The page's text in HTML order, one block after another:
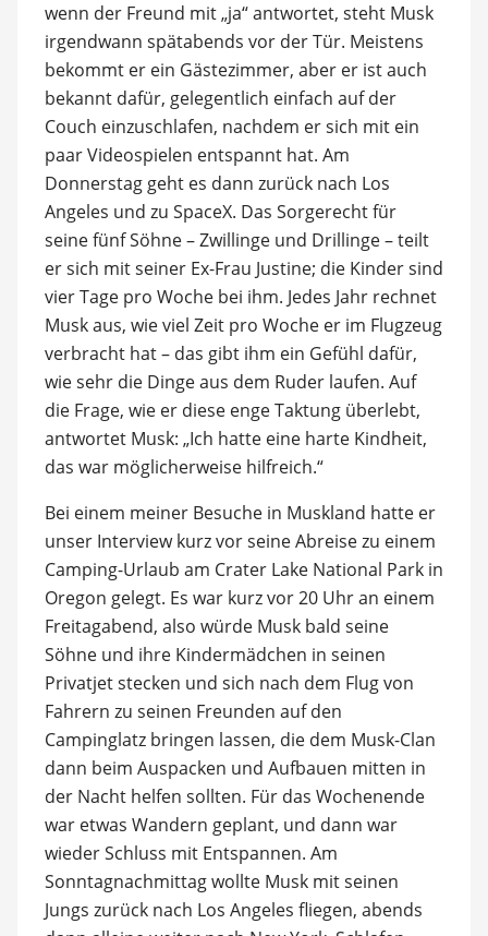
wenn der Freund mit „ja“ antwortet, steht Musk
irgendwann spätabends vor der Tür. Meistens
bekommt er ein Gästezimmer, aber er ist auch
bekannt dafür, gelegentlich einfach auf der
Couch einzuschlafen, nachdem er sich mit ein
paar Videospielen entspannt hat. Am
Donnerstag geht es dann zurück nach Los
Angeles und zu SpaceX. Das Sorgerecht für
seine fünf Söhne – Zwillinge und Drillinge – teilt
er sich mit seiner Ex-Frau Justine; die Kinder sind
vier Tage pro Woche bei ihm. Jedes Jahr rechnet
Musk aus, wie viel Zeit pro Woche er im Flugzeug
verbracht hat – das gibt ihm ein Gefühl dafür,
wie sehr die Dinge aus dem Ruder laufen. Auf
die Frage, wie er diese enge Taktung überlebt,
antwortet Musk: „Ich hatte eine harte Kindheit,
das war möglicherweise hilfreich.“
Bei einem meiner Besuche in Muskland hatte er
unser Interview kurz vor seine Abreise zu einem
Camping-Urlaub am Crater Lake National Park in
Oregon gelegt. Es war kurz vor 20 Uhr an einem
Freitagabend, also würde Musk bald seine
Söhne und ihre Kindermädchen in seinen
Privatjet stecken und sich nach dem Flug von
Fahrern zu seinen Freunden auf den
Campinglatz bringen lassen, die dem Musk-Clan
dann beim Auspacken und Aufbauen mitten in
der Nacht helfen sollten. Für das Wochenende
war etwas Wandern geplant, und dann war
wieder Schluss mit Entspannen. Am
Sonntagnachmittag wollte Musk mit seinen
Jungs zurück nach Los Angeles fliegen, abends